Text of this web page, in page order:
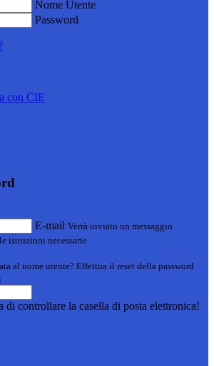
Nome Utente
Password
con CIE
E-mail Verrà inviato un messaggio
istruzioni necessarie.
al nome utente? Effettua il reset della password
di controllare la casella di posta elettronica!